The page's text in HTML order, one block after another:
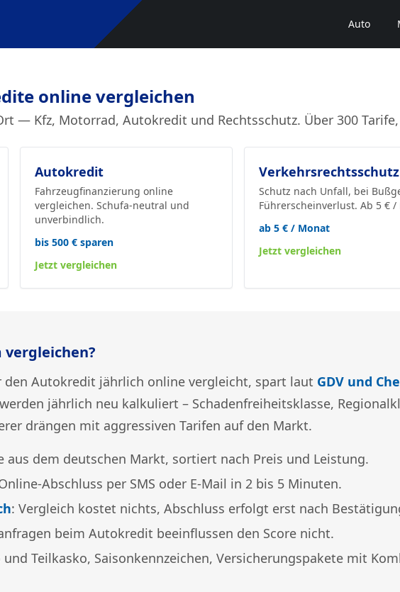
Auto
online vergleichen
— Kfz, Motorrad, Autokredit und Rechtsschutz. Über 300
Autokredit
Fahrzeugfinanzierung online
vergleichen. Schufa-neutral und
unverbindlich.
bis 500 € sparen
Jetzt vergleichen
Verkehrsrechtsschutz
Schutz nach Unfall, bei
Führerscheinverlust. Ab 5 € /
ab 5 € / Monat
Jetzt vergleichen
vergleichen?
den Autokredit jährlich online vergleicht, spart laut GDV und
jährlich neu kalkuliert – Schadenfreiheitsklasse,
drängen mit aggressiven Tarifen auf den Markt.
aus dem deutschen Markt, sortiert nach Preis und Leistung.
Abschluss per SMS oder E-Mail in 2 bis 5 Minuten.
: Vergleich kostet nichts, Abschluss erfolgt erst nach
beim Autokredit beeinflussen den Score nicht.
und Teilkasko, Saisonkennzeichen, Versicherungspakete mit